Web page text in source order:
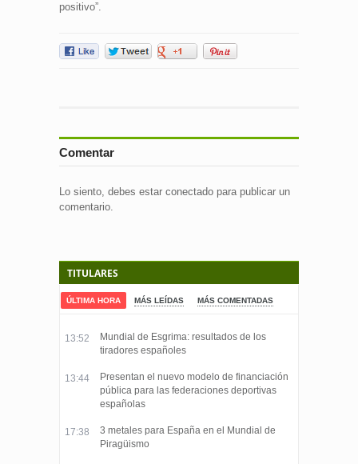
positivo”.
Comentar
Lo siento, debes estar conectado para publicar un
comentario.
TITULARES
ÚLTIMA HORA MÁS LEÍDAS MÁS COMENTADAS
13:52
Mundial de Esgrima: resultados de los
tiradores españoles
13:44
Presentan el nuevo modelo de financiación
pública para las federaciones deportivas
españolas
17:38
3 metales para España en el Mundial de
Piragüismo